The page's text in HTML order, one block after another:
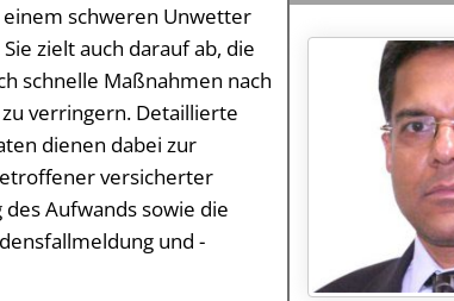
schweren Unwetter
zielt auch darauf ab, die
schnelle Maßnahmen nach
verringern. Detaillierte
dienen dabei zur
versicherter
Aufwands sowie die
und -